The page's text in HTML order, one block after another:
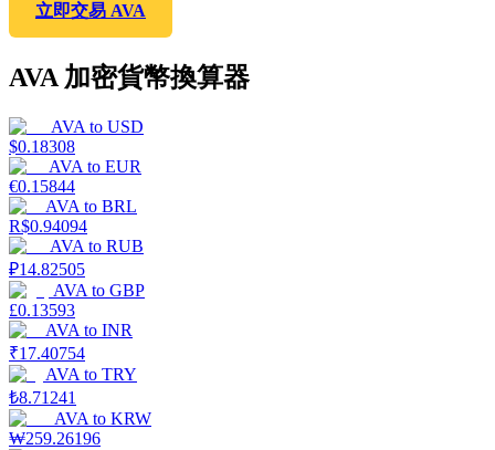
立即交易 AVA
AVA 加密貨幣換算器
AVA to USD
$0.18308
AVA to EUR
€0.15844
AVA to BRL
R$0.94094
AVA to RUB
₽14.82505
AVA to GBP
£0.13593
AVA to INR
₹17.40754
AVA to TRY
₺8.71241
AVA to KRW
₩259.26196